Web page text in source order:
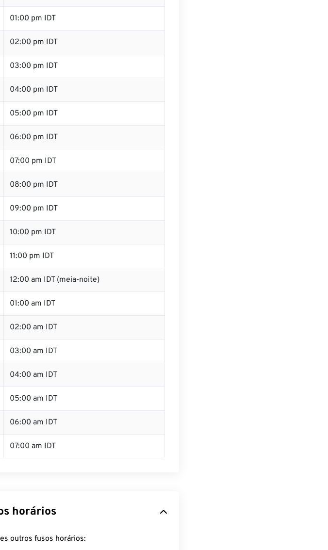
01:00 pm IDT
02:00 pm IDT
03:00 pm IDT
04:00 pm IDT
05:00 pm IDT
06:00 pm IDT
07:00 pm IDT
08:00 pm IDT
09:00 pm IDT
10:00 pm IDT
11:00 pm IDT
12:00 am IDT (meia-noite)
01:00 am IDT
02:00 am IDT
03:00 am IDT
04:00 am IDT
05:00 am IDT
06:00 am IDT
07:00 am IDT
horários
outros fusos horários: